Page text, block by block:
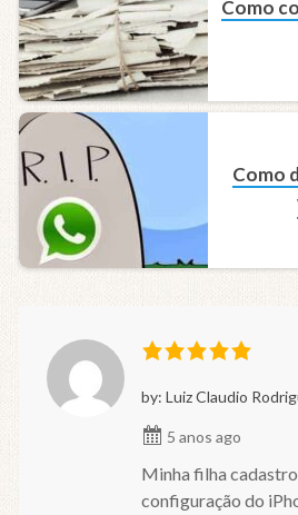
Como
Como
by: Luiz Claudio
5 anos ago
Minha filha
configuração do